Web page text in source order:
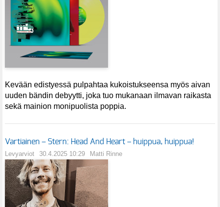
Kevään edistyessä pulpahtaa kukoistukseensa myös aivan
uuden bändin debyytti, joka tuo mukanaan ilmavan raikasta
sekä mainion monipuolista poppia.
Vartiainen – Stern: Head And Heart – huippua, huippua!
Levyarviot 30.4.2025 10:29 Matti Rinne